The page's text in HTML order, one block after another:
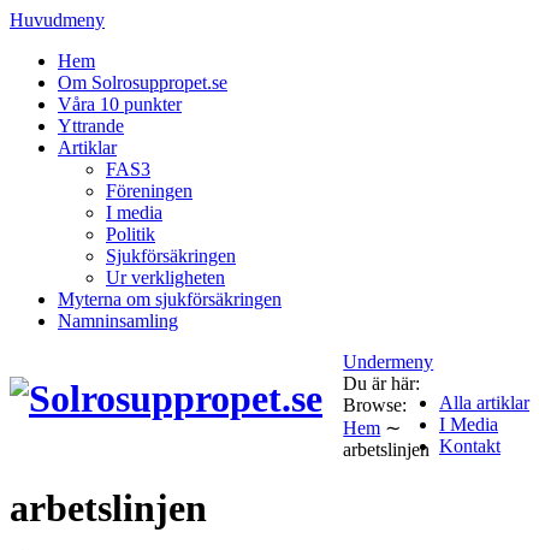
Huvudmeny
Hem
Om Solrosuppropet.se
Våra 10 punkter
Yttrande
Artiklar
FAS3
Föreningen
I media
Politik
Sjukförsäkringen
Ur verkligheten
Myterna om sjukförsäkringen
Namninsamling
Undermeny
Alla artiklar
I Media
Kontakt
Du är här:
Browse:
Hem ∼
arbetslinjen
arbetslinjen